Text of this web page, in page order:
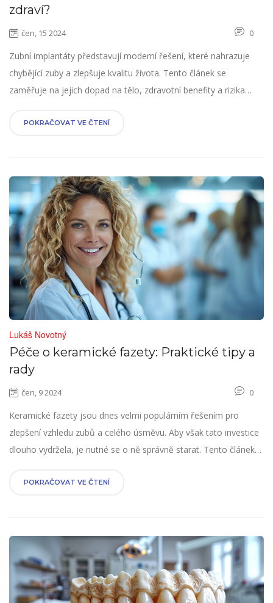
zdraví?
čen, 15 2024 0
Zubní implantáty představují moderní řešení, které nahrazuje
chybějící zuby a zlepšuje kvalitu života. Tento článek se
zaměřuje na jejich dopad na tělo, zdravotní benefity a rizika
rady pro správnou péči o implantáty, aby vydržely co nejdéle.
POKRAČOVAT VE ČTENÍ
Lukáš Novotný
Péče o keramické fazety: Praktické tipy a
rady
čen, 9 2024 0
Keramické fazety jsou dnes velmi populárním řešením pro
zlepšení vzhledu zubů a celého úsměvu. Aby však tato investice
dlouho vydržela, je nutné se o ně správně starat. Tento článek
nabídne také zajímavé informace o jejich čištění a ochraně před
POKRAČOVAT VE ČTENÍ